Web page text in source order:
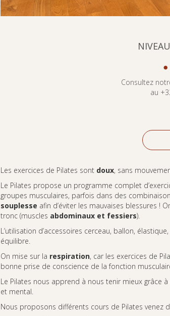
•
Consultez
au
Les exercices de Pilates sont doux, sans
Le Pilates propose un programme complet
groupes musculaires, parfois dans des
souplesse afin d’éviter les mauvaises blessures !
tronc (muscles abdominaux et fessiers).
L’utilisation d’accessoires cerceau, ballon,
équilibre.
On mise sur la respiration, car les exercices de
bonne prise de conscience de la fonction
Le Pilates nous apprend à nous tenir mieux grâce
et mental.
Nous proposons différents cours de Pilates venez